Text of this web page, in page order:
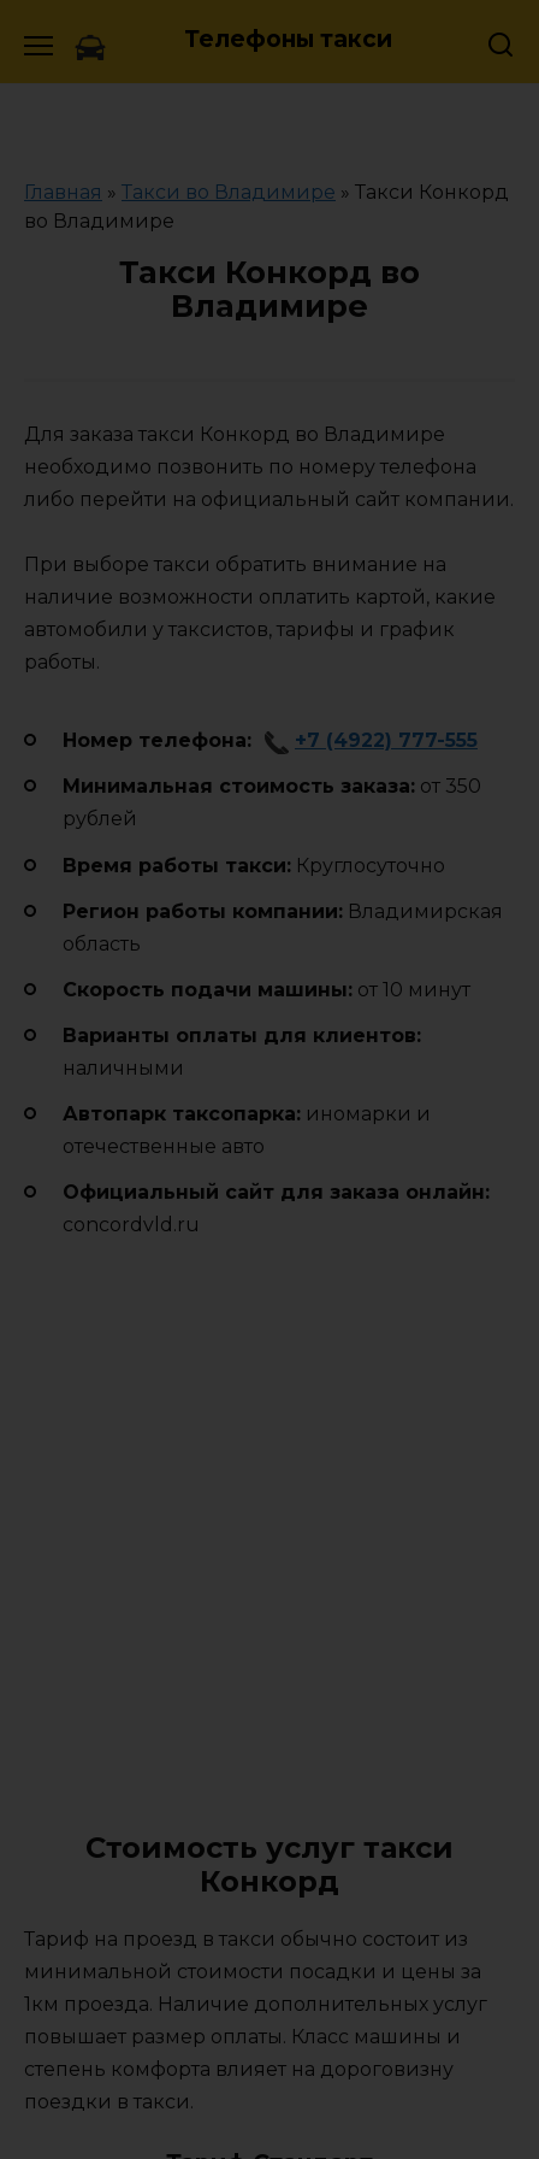
Телефоны такси
Главная » Такси во Владимире » Такси Конкорд
во Владимире
Такси Конкорд во
Владимире
Для заказа такси Конкорд во Владимире
необходимо позвонить по номеру телефона
либо перейти на официальный сайт компании.
При выборе такси обратить внимание на
наличие возможности оплатить картой, какие
автомобили у таксистов, тарифы и график
работы.
Номер телефона: +7 (4922) 777-555
Минимальная стоимость заказа: от 350
рублей
Время работы такси: Круглосуточно
Регион работы компании: Владимирская
область
Cкорость подачи машины: от 10 минут
Варианты оплаты для клиентов:
наличными
Автопарк таксопарка: иномарки и
отечественные авто
Официальный сайт для заказа онлайн:
concordvld.ru
Стоимость услуг такси
Конкорд
Тариф на проезд в такси обычно состоит из
минимальной стоимости посадки и цены за
1км проезда. Наличие дополнительных услуг
повышает размер оплаты. Класс машины и
степень комфорта влияет на дороговизну
поездки в такси.